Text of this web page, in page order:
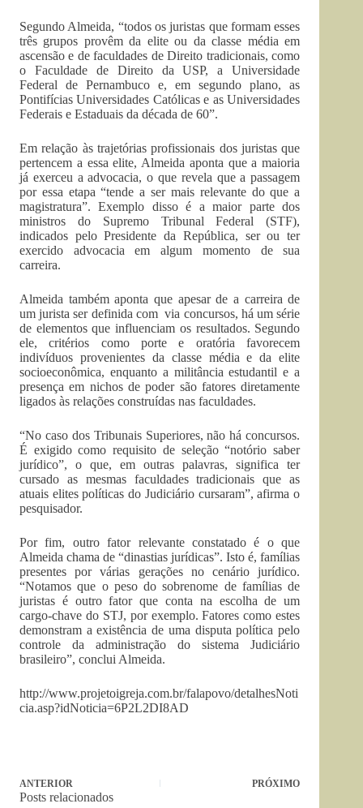
Segundo Almeida, “todos os juristas que formam esses
três grupos provêm da elite ou da classe média em
ascensão e de faculdades de Direito tradicionais, como
o Faculdade de Direito da USP, a Universidade
Federal de Pernambuco e, em segundo plano, as
Pontifícias Universidades Católicas e as Universidades
Federais e Estaduais da década de 60”.
Em relação às trajetórias profissionais dos juristas que
pertencem a essa elite, Almeida aponta que a maioria
já exerceu a advocacia, o que revela que a passagem
por essa etapa “tende a ser mais relevante do que a
magistratura”. Exemplo disso é a maior parte dos
ministros do Supremo Tribunal Federal (STF),
indicados pelo Presidente da República, ser ou ter
exercido advocacia em algum momento de sua
carreira.
Almeida também aponta que apesar de a carreira de
um jurista ser definida com via concursos, há um série
de elementos que influenciam os resultados. Segundo
ele, critérios como porte e oratória favorecem
indivíduos provenientes da classe média e da elite
socioeconômica, enquanto a militância estudantil e a
presença em nichos de poder são fatores diretamente
ligados às relações construídas nas faculdades.
“No caso dos Tribunais Superiores, não há concursos.
É exigido como requisito de seleção “notório saber
jurídico”, o que, em outras palavras, significa ter
cursado as mesmas faculdades tradicionais que as
atuais elites políticas do Judiciário cursaram”, afirma o
pesquisador.
Por fim, outro fator relevante constatado é o que
Almeida chama de “dinastias jurídicas”. Isto é, famílias
presentes por várias gerações no cenário jurídico.
“Notamos que o peso do sobrenome de famílias de
juristas é outro fator que conta na escolha de um
cargo-chave do STJ, por exemplo. Fatores como estes
demonstram a existência de uma disputa política pelo
controle da administração do sistema Judiciário
brasileiro”, conclui Almeida.
http://www.projetoigreja.com.br/falapovo/detalhesNoti
cia.asp?idNoticia=6P2L2DI8AD
ANTERIOR PRÓXIMO
Posts relacionados